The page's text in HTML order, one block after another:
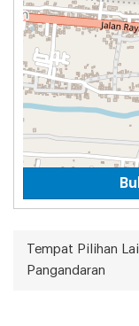
Tempat Pilihan
Pangandaran